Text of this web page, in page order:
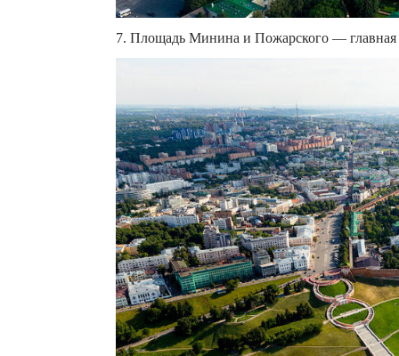
7. Площадь Минина и Пожарского —